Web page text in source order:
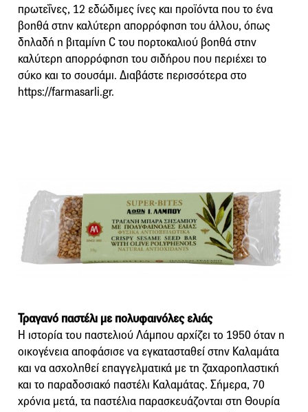
πρωτεΐνες, 12 εδώδιμες ίνες και προϊόντα που το ένα
βοηθά στην καλύτερη απορρόφηση του άλλου, όπως
δηλαδή η βιταμίνη C του πορτοκαλιού βοηθά στην
καλύτερη απορρόφηση του σιδήρου που περιέχει το
σύκο και το σουσάμι. Διαβάστε περισσότερα στο
https://farmasarli.gr.
Τραγανό παστέλι με πολυφαινόλες ελιάς
Η ιστορία του παστελιού Λάμπου αρχίζει το 1950 όταν η
οικογένεια αποφάσισε να εγκατασταθεί στην Καλαμάτα
και να ασχοληθεί επαγγελματικά με τη ζαχαροπλαστική
και το παραδοσιακό παστέλι Καλαμάτας. Σήμερα, 70
χρόνια μετά, τα παστέλια παρασκευάζονται στη Θουρία